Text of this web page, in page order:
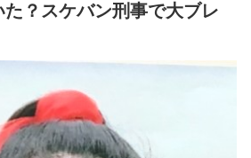
？スケバン刑事で大ブレ